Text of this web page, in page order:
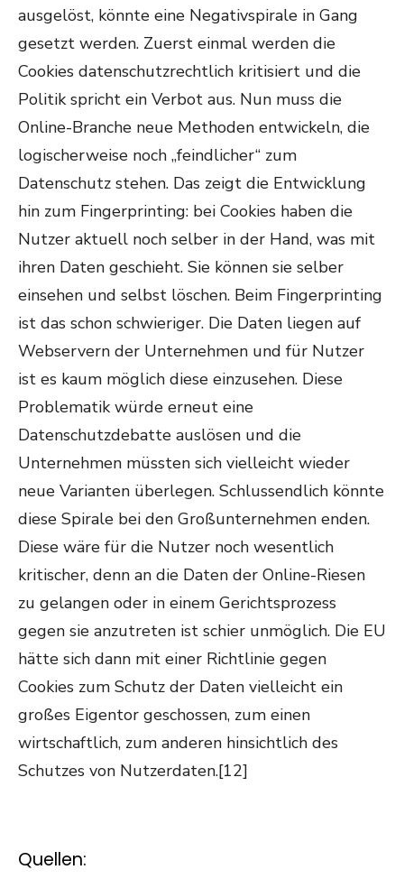
ausgelöst, könnte eine Negativspirale in Gang
gesetzt werden. Zuerst einmal werden die
Cookies datenschutzrechtlich kritisiert und die
Politik spricht ein Verbot aus. Nun muss die
Online-Branche neue Methoden entwickeln, die
logischerweise noch „feindlicher“ zum
Datenschutz stehen. Das zeigt die Entwicklung
hin zum Fingerprinting: bei Cookies haben die
Nutzer aktuell noch selber in der Hand, was mit
ihren Daten geschieht. Sie können sie selber
einsehen und selbst löschen. Beim Fingerprinting
ist das schon schwieriger. Die Daten liegen auf
Webservern der Unternehmen und für Nutzer
ist es kaum möglich diese einzusehen. Diese
Problematik würde erneut eine
Datenschutzdebatte auslösen und die
Unternehmen müssten sich vielleicht wieder
neue Varianten überlegen. Schlussendlich könnte
diese Spirale bei den Großunternehmen enden.
Diese wäre für die Nutzer noch wesentlich
kritischer, denn an die Daten der Online-Riesen
zu gelangen oder in einem Gerichtsprozess
gegen sie anzutreten ist schier unmöglich. Die EU
hätte sich dann mit einer Richtlinie gegen
Cookies zum Schutz der Daten vielleicht ein
großes Eigentor geschossen, zum einen
wirtschaftlich, zum anderen hinsichtlich des
Schutzes von Nutzerdaten.[12]
Quellen: